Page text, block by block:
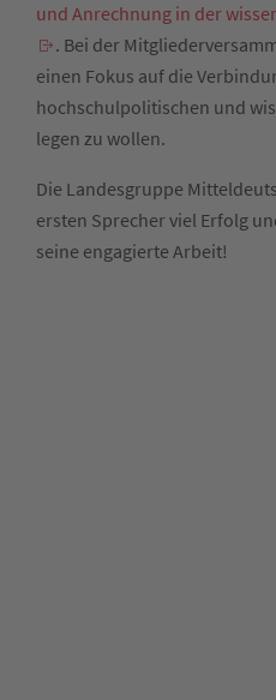
und Anrechnung in der
. Bei der
einen Fokus auf die
hochschulpolitischen und
legen zu wollen.
Die Landesgruppe
ersten Sprecher viel Erfolg
seine engagierte Arbeit!